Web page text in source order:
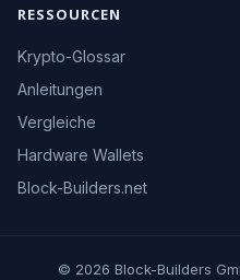
RESSOURCEN
Krypto-Glossar
Anleitungen
Vergleiche
Hardware Wallets
Block-Builders.net
© 2026 Block-Builders